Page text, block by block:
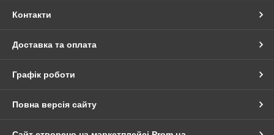
Контакти
Доставка та оплата
Графік роботи
Повна версія сайту